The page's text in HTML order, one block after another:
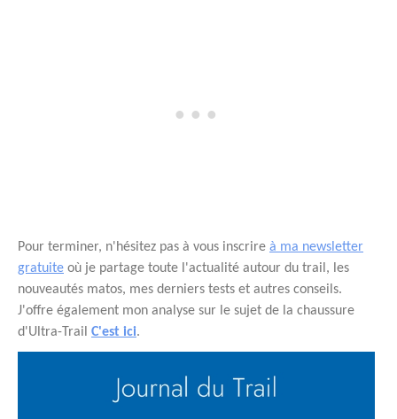
Pour terminer, n'hésitez pas à vous inscrire à ma newsletter
gratuite où je partage toute l'actualité autour du trail, les
nouveautés matos, mes derniers tests et autres conseils.
J'offre également mon analyse sur le sujet de la chaussure
d'Ultra-Trail C'est ici.